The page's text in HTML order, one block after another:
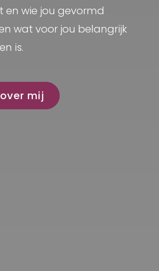
en wie jou gevormd
wat voor jou belangrijk
is.
mij